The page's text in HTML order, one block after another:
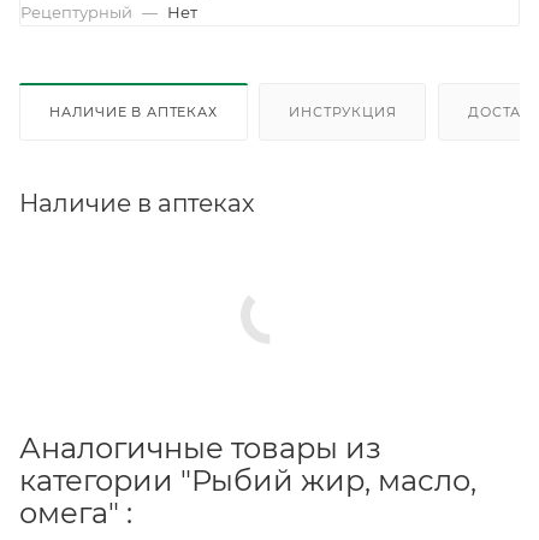
Рецептурный — Нет
НАЛИЧИЕ В АПТЕКАХ ИНСТРУКЦИЯ
Наличие в аптеках
Аналогичные товары из
категории "Рыбий жир, масло,
омега" :